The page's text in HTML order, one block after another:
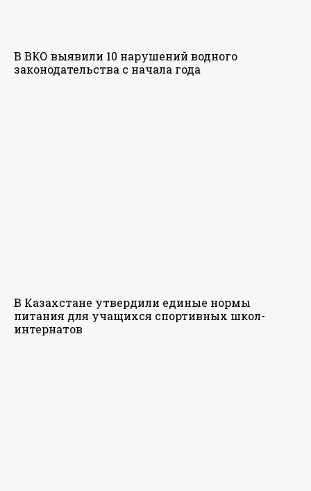
В ВКО выявили 10 нарушений водного
законодательства с начала года
В Казахстане утвердили единые нормы
питания для учащихся спортивных школ-
интернатов